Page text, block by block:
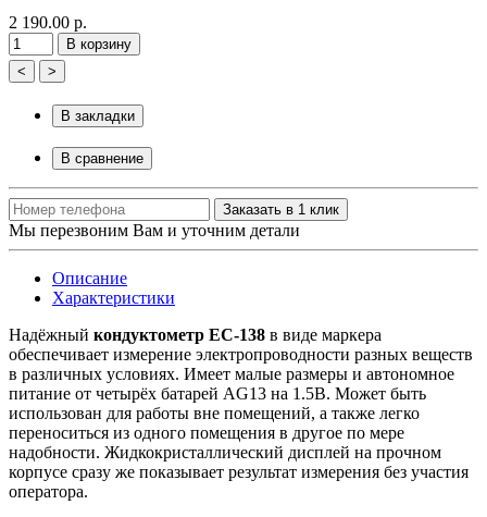
2 190.00 р.
В корзину
<
>
В закладки
В сравнение
Заказать в 1 клик
Мы перезвоним Вам и уточним детали
Описание
Характеристики
Надёжный кондуктометр EC-138 в виде маркера
обеспечивает измерение электропроводности разных веществ
в различных условиях. Имеет малые размеры и автономное
питание от четырёх батарей AG13 на 1.5В. Может быть
использован для работы вне помещений, а также легко
переноситься из одного помещения в другое по мере
надобности. Жидкокристаллический дисплей на прочном
корпусе сразу же показывает результат измерения без участия
оператора.